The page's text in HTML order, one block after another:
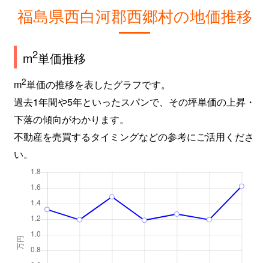
福島県西白河郡西郷村の地価推移
m2単価推移
m2単価の推移を表したグラフです。
過去1年間や5年といったスパンで、その坪単価の上昇・
下落の傾向がわかります。
不動産を売買するタイミングなどの参考にご活用くださ
い。